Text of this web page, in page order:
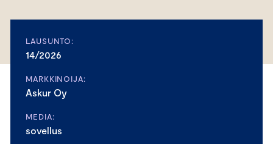
LAUSUNTO:
14/2026
MARKKINOIJA:
Askur Oy
MEDIA:
sovellus